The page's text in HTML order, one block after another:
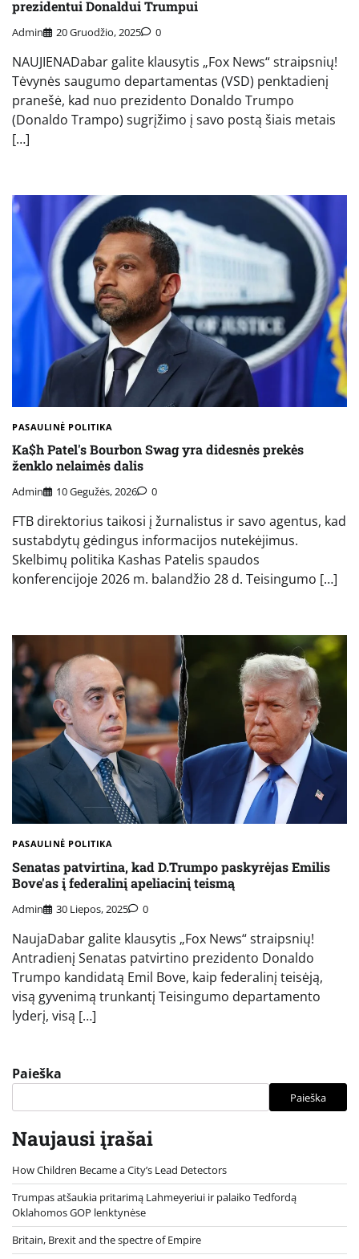
prezidentui Donaldui Trumpui
Admin 20 Gruodžio, 2025 0
NAUJIENADabar galite klausytis „Fox News“ straipsnių!
Tėvynės saugumo departamentas (VSD) penktadienį
pranešė, kad nuo prezidento Donaldo Trumpo
(Donaldo Trampo) sugrįžimo į savo postą šiais metais
[…]
PASAULINĖ POLITIKA
Ka$h Patel's Bourbon Swag yra didesnės prekės
ženklo nelaimės dalis
Admin 10 Gegužės, 2026 0
FTB direktorius taikosi į žurnalistus ir savo agentus, kad
sustabdytų gėdingus informacijos nutekėjimus.
Skelbimų politika Kashas Patelis spaudos
konferencijoje 2026 m. balandžio 28 d. Teisingumo […]
PASAULINĖ POLITIKA
Senatas patvirtina, kad D.Trumpo paskyrėjas Emilis
Bove'as į federalinį apeliacinį teismą
Admin 30 Liepos, 2025 0
NaujaDabar galite klausytis „Fox News“ straipsnių!
Antradienį Senatas patvirtino prezidento Donaldo
Trumpo kandidatą Emil Bove, kaip federalinį teisėją,
visą gyvenimą trunkantį Teisingumo departamento
lyderį, visą […]
Paieška
Paieška
Naujausi įrašai
How Children Became a City’s Lead Detectors
Trumpas atšaukia pritarimą Lahmeyeriui ir palaiko Tedfordą
Oklahomos GOP lenktynėse
Britain, Brexit and the spectre of Empire